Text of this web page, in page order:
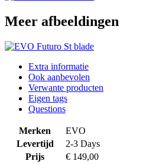
Meer afbeeldingen
Extra informatie
Ook aanbevolen
Verwante producten
Eigen tags
Questions
Merken
EVO
Levertijd
2-3 Days
Prijs
€ 149,00